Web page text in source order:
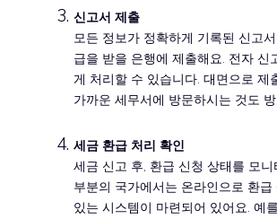
신고서 제출
모든 정보가 정확하게 기록된 신고
급을 받을 은행에 제출해요. 전자 신
게 처리할 수 있습니다. 대면으로 제
가까운 세무서에 방문하시는 것도
세금 환급 처리 확인
세금 신고 후, 환급 신청 상태를 모니
부분의 국가에서는 온라인으로 환
있는 시스템이 마련되어 있어요. 예